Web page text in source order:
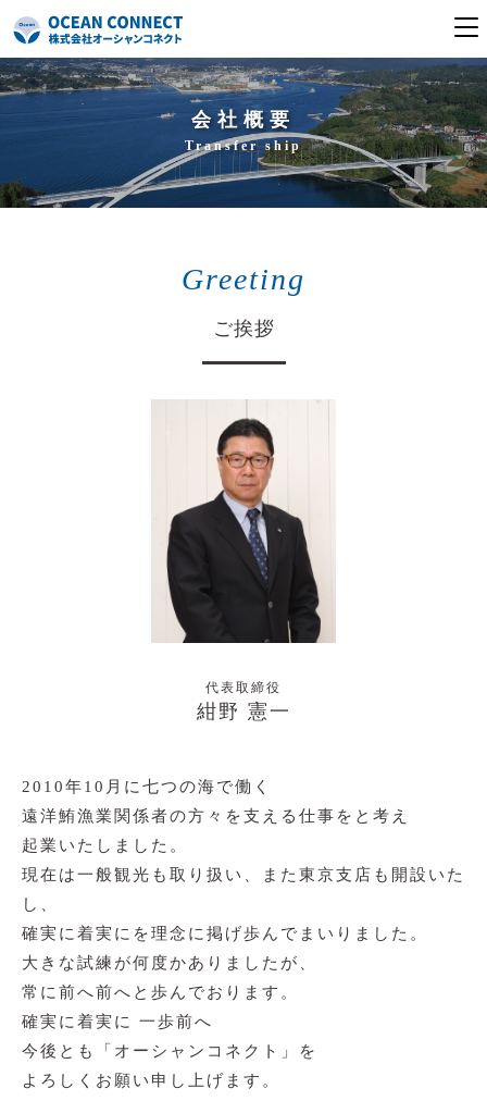
会社概要
Transfer ship
Greeting
ご挨拶
代表取締役
紺野 憲一
2010年10月に七つの海で働く
遠洋鮪漁業関係者の方々を支える仕事をと考え
起業いたしました。
現在は一般観光も取り扱い、また東京支店も開設いた
し、
確実に着実にを理念に掲げ歩んでまいりました。
大きな試練が何度かありましたが、
常に前へ前へと歩んでおります。
確実に着実に 一歩前へ
今後とも「オーシャンコネクト」を
よろしくお願い申し上げます。
気仙沼本社
東京支店
お知らせ
旅行業約款
ようこそ気仙沼
電話をかける
〒988-0043 宮城県気仙沼市南郷２番地16
Copyright(c) OCEAN CONNECT CO.,LTD. ALL RIGHTS RESERVED.